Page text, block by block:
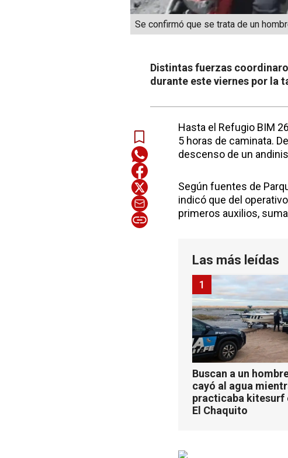
Se confirmó que se trata de un
Distintas fuerzas
durante este viernes por la
Hasta el Refugio BIM
5 horas de caminata.
descenso de un
Según fuentes de
indicó que del
primeros auxilios,
Las más leídas
Buscan a un
cayó al agua
practicaba kitesurf
El Chaquito
1